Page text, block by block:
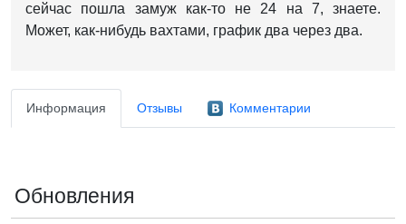
сейчас пошла замуж как-то не 24 на 7, знаете.
Может, как-нибудь вахтами, график два через два.
Информация Отзывы Комментарии
Обновления